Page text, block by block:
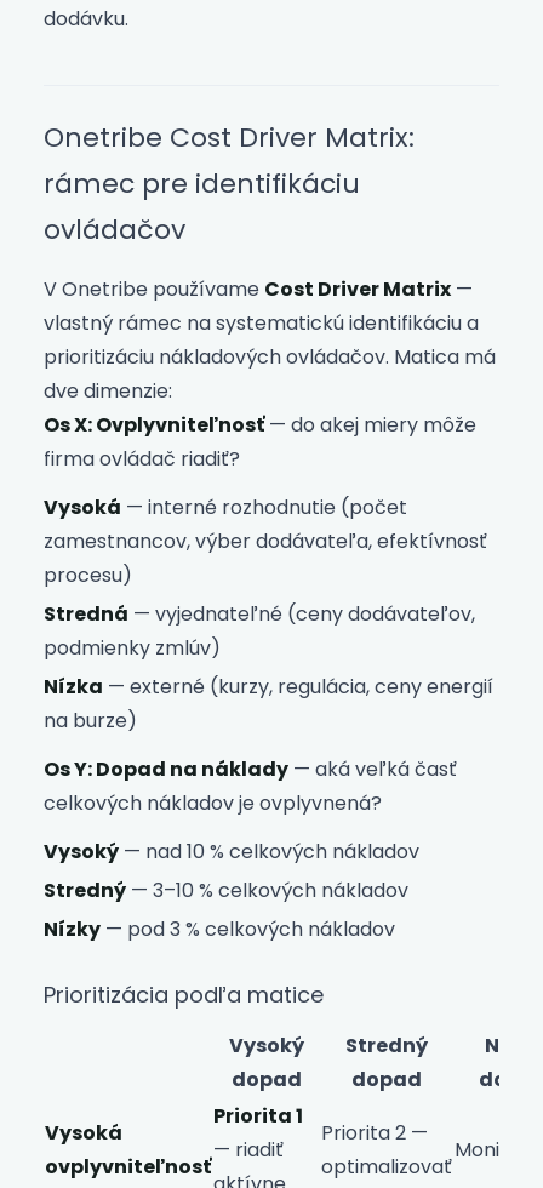
dodávku.
Onetribe Cost Driver Matrix:
rámec pre identifikáciu
ovládačov
V Onetribe používame Cost Driver Matrix —
vlastný rámec na systematickú identifikáciu a
prioritizáciu nákladových ovládačov. Matica má
dve dimenzie:
Os X: Ovplyvniteľnosť— do akej miery môže
firma ovládač riadiť?
Vysoká — interné rozhodnutie (počet
zamestnancov, výber dodávateľa, efektívnosť
procesu)
Stredná — vyjednateľné (ceny dodávateľov,
podmienky zmlúv)
Nízka — externé (kurzy, regulácia, ceny energií
na burze)
Os Y: Dopad na náklady — aká veľká časť
celkových nákladov je ovplyvnená?
Vysoký — nad 10 % celkových nákladov
Stredný — 3–10 % celkových nákladov
Nízky — pod 3 % celkových nákladov
Prioritizácia podľa matice
Vysoký
dopad
Stredný
dopad
Nízky
Vysoká
ovplyvniteľnosť
Priorita 1
— riadiť
Priorita 2 —
optimalizovať